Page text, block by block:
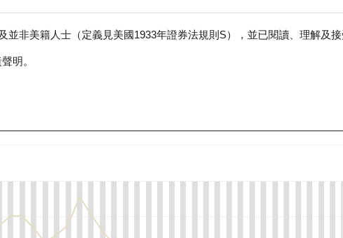
並非美籍人士（定義見美國1933年證券法規則S），並已閱讀、理解及
明。
HSI 恒生指數
25,668.03